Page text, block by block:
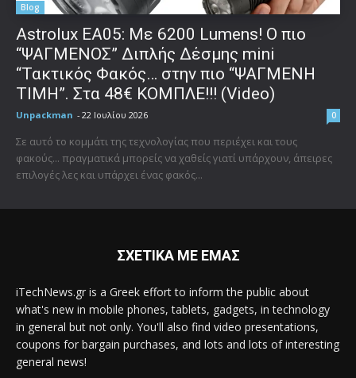
Blog
Astrolux ΕΑ05: Με 6200 Lumens! Ο πιο
“ΨΑΓΜΕΝΟΣ” Διπλής Δέσμης mini
“Τακτικός Φακός… στην πιο “ΨΑΓΜΕΝΗ
ΤΙΜΗ”. Στα 48€ ΚΟΜΠΛΕ!!! (Video)
Unpackman - 22 Ιουλίου 2026 0
Σε αυτό το κομμάτι της τεχνολογίας που περιέχει και τους
φακούς... πραγματικά μπορείς να χαθείς γιατί υπάρχουν, άπειρες
επιλογές λες και υπάρχει ένας φακός...
ΣΧΕΤΙΚΑ ΜΕ ΕΜΑΣ
iTechNews.gr is a Greek effort to inform the public about
what's new in mobile phones, tablets, gadgets, in technology
in general but not only. You'll also find video presentations,
coupons for bargain purchases, and lots and lots of interesting
general news!